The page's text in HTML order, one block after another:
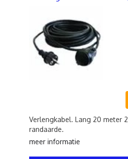
Verlengkabel. Lang 20 meter
randaarde.
meer informatie